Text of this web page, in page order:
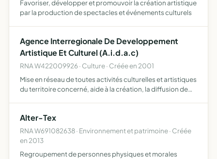
Favoriser, développer et promouvoir la création artistique
par la production de spectacles et événements culturels
Agence Interregionale De Developpement
Artistique Et Culturel (A.i.d.a.c)
RNA W422009926 · Culture · Créée en 2001
Mise en réseau de toutes activités culturelles et artistiques
du territoire concerné, aide à la création, la diffusion de
Alter-Tex
RNA W691082638 · Environnement et patrimoine · Créée
en 2013
Regroupement de personnes physiques et morales